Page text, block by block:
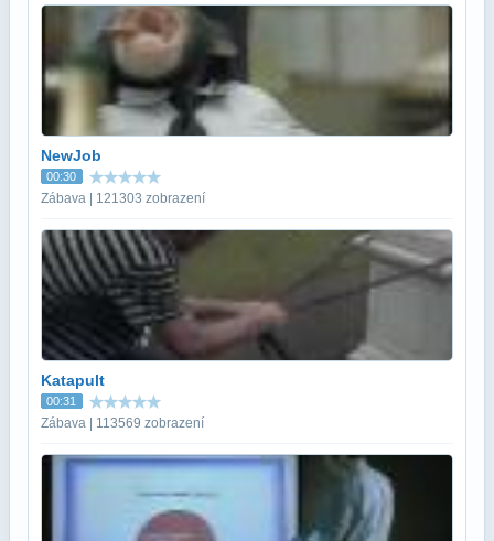
NewJob
00:30
Zábava | 121303 zobrazení
Katapult
00:31
Zábava | 113569 zobrazení